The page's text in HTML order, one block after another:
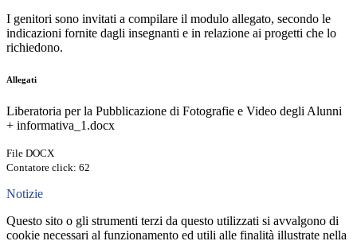
I genitori sono invitati a compilare il modulo allegato, secondo le
indicazioni fornite dagli insegnanti e in relazione ai progetti che lo
richiedono.
Allegati
Liberatoria per la Pubblicazione di Fotografie e Video degli Alunni
+ informativa_1.docx
File DOCX
Contatore click: 62
Notizie
Questo sito o gli strumenti terzi da questo utilizzati si avvalgono di
cookie necessari al funzionamento ed utili alle finalità illustrate nella